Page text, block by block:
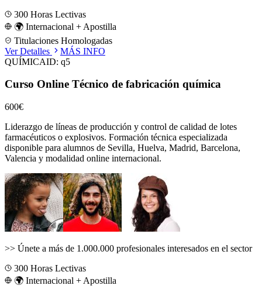
300 Horas Lectivas
🌍 Internacional + Apostilla
Titulaciones Homologadas
Ver Detalles
MÁS INFO
QUÍMICAID: q5
Curso Online Técnico de fabricación química
600€
Liderazgo de líneas de producción y control de calidad de lotes
farmacéuticos o explosivos. Formación técnica especializada
disponible para alumnos de Sevilla, Huelva, Madrid, Barcelona,
Valencia y modalidad online internacional.
>> Únete a más de 1.000.000 profesionales interesados en el sector
300 Horas Lectivas
🌍 Internacional + Apostilla